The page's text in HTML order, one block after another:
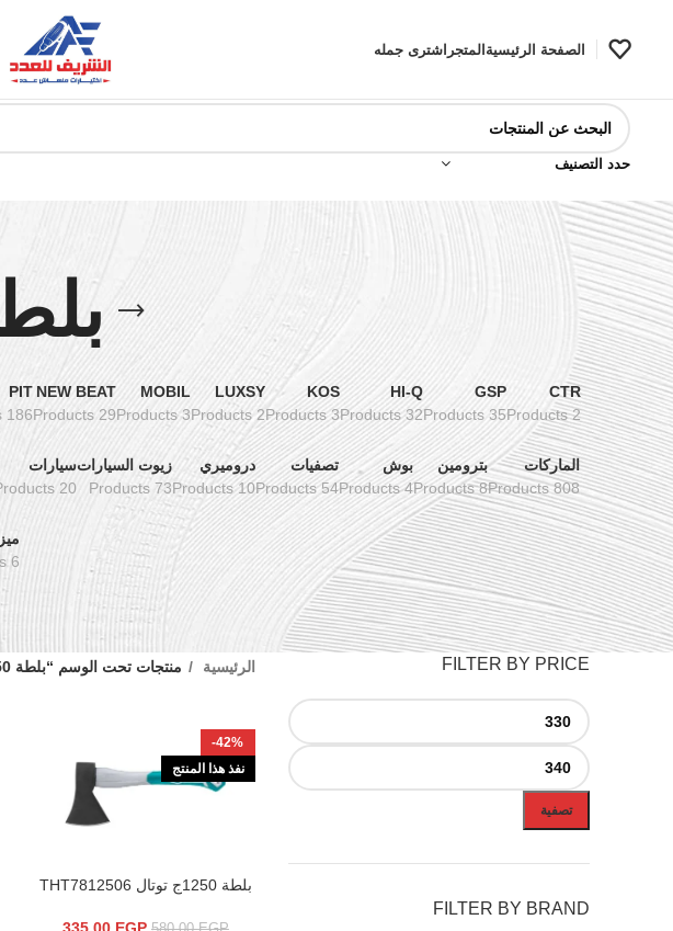
الصفحة الرئيسيةالمتجر اشترى جمله
حدد التصنيف
بلطة
CTR
2 Products
GSP
35 Products
HI-Q
32 Products
KOS
3 Products
LUXSY
2 Products
MOBIL
3 Products
NEW BEAT
29 Products
PIT
186 Products
الماركات
808 Products
بترومين
8 Products
بوش
4 Products
تصفيات
54 Products
دروميري
10 Products
زيوت السيارات
73 Products
سيارات
20 Products
6 Products
FILTER BY PRICE
تصفية
FILTER BY BRAND
الرئيسية منتجات تحت الوسم “بلطة 1250”
-42%
نفذ هذا المنتج
قراءة المزيد
بلطة 1250ج توتال THT7812506
335,00 EGP